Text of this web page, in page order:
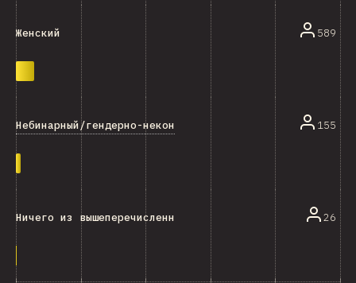
Женский 589
Небинарный/гендерно-неконформный 155
Ничего из вышеперечисленного 26